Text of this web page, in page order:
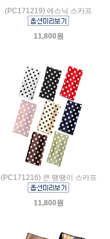
(PC171219) 에스닉 스카프
11,800원
(PC171216) 큰 땡땡이 스카프
11,800원